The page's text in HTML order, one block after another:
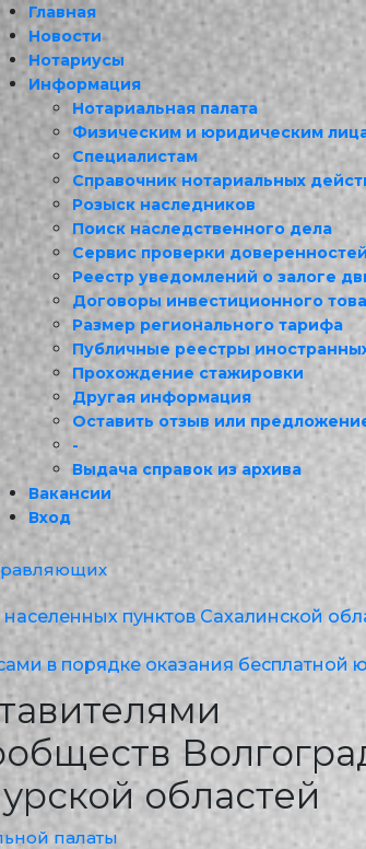
Главная
Новости
Нотариусы
Информация
Нотариальная палата
Физическим и юридическим
Специалистам
Справочник нотариальных
Розыск наследников
Поиск наследственного дела
Сервис проверки доверенностей
Реестр уведомлений о залоге
Договоры инвестиционного
Размер регионального тарифа
Публичные реестры
Прохождение стажировки
Другая информация
Оставить отзыв или
-
Выдача справок из архива
Вакансии
Вход
пунктов Сахалинской
в порядке оказания
областей
палаты